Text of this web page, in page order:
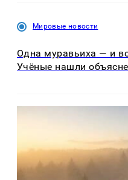
Мировые новости
Одна муравьиха — и
Учёные нашли